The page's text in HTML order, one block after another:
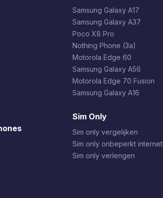
Samsung Galaxy A17
Samsung Galaxy A37
Poco X8 Pro
Nothing Phone (3a)
Motorola Edge 60
Samsung Galaxy A56
Motorola Edge 70 Fusion
Samsung Galaxy A16
Sim Only
Sim only vergelijken
Sim only onbeperkt internet
Sim only verlengen